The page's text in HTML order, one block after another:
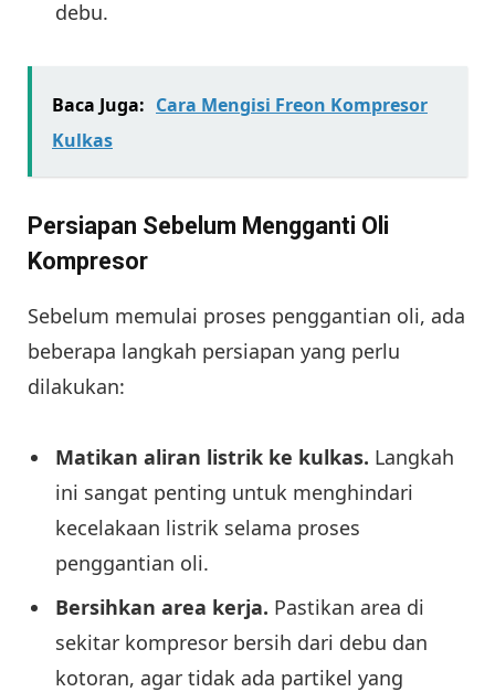
debu.
Baca Juga: Cara Mengisi Freon Kompresor
Kulkas
Persiapan Sebelum Mengganti Oli
Kompresor
Sebelum memulai proses penggantian oli, ada
beberapa langkah persiapan yang perlu
dilakukan:
Matikan aliran listrik ke kulkas. Langkah
ini sangat penting untuk menghindari
kecelakaan listrik selama proses
penggantian oli.
Bersihkan area kerja. Pastikan area di
sekitar kompresor bersih dari debu dan
kotoran, agar tidak ada partikel yang